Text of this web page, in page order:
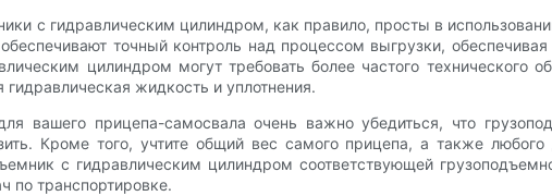
с гидравлическим цилиндром, как правило, просты в
точный контроль над процессом выгрузки,
цилиндром могут требовать более частого технического
жидкость и уплотнения.
вашего прицепа-самосвала очень важно убедиться, что
Кроме того, учтите общий вес самого прицепа, а также
с гидравлическим цилиндром соответствующей
по транспортировке.